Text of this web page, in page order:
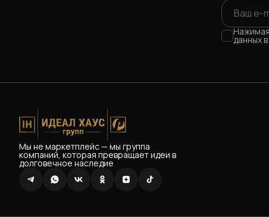
данных
Мы не маркетплейс — мы группа
компаний, которая превращает идеи в
долговечное наследие